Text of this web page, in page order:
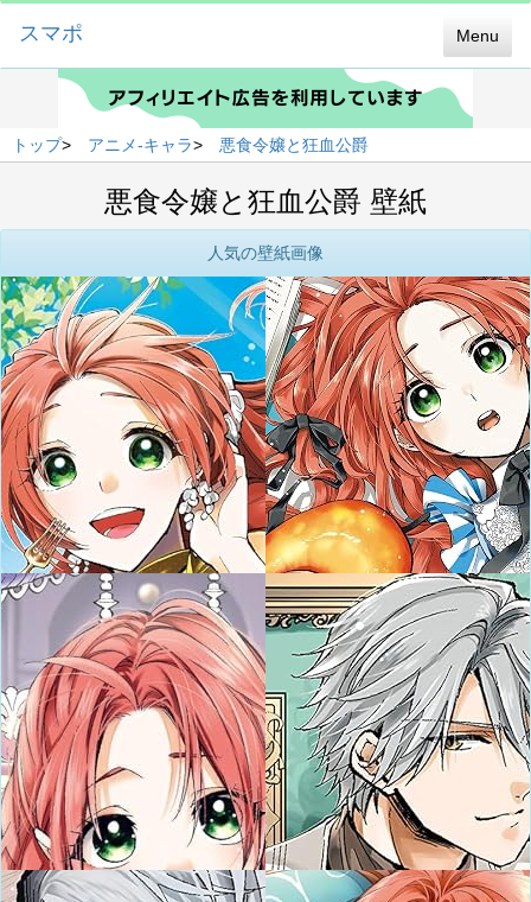
Menu
スマポ
トップ> アニメ-キャラ> 悪食令嬢と狂血公爵
悪食令嬢と狂血公爵 壁紙
人気の壁紙画像